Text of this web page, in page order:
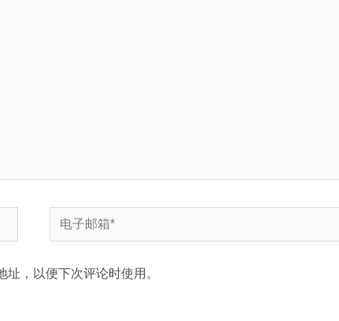
电
子
，以便下次评论时使用。